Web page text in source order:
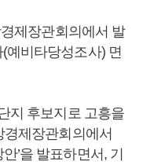
제장관회의에서 발
예비타당성조사) 면
지 후보지로 고흥을
경제장관회의에서
’을 발표하면서, 기